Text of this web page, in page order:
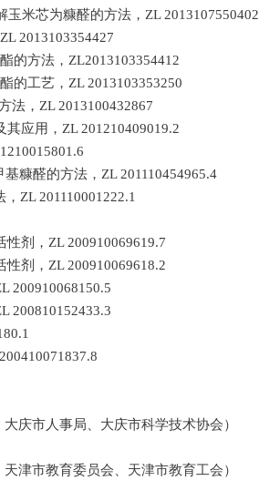
米芯为糠醛的方法，ZL 2013107550402
2013103354427
的方法，ZL2013103354412
的工艺，ZL 2013103353250
法，ZL 2013100432867
应用，ZL 201210409019.2
糠醛的方法，ZL 201110454965.4
ZL 201110001222.1
剂，ZL 200910069619.7
剂，ZL 200910069618.2
200910068150.5
200810152433.3
庆市人事局、大庆市科学技术协会）
津市教育委员会、天津市教育工会）